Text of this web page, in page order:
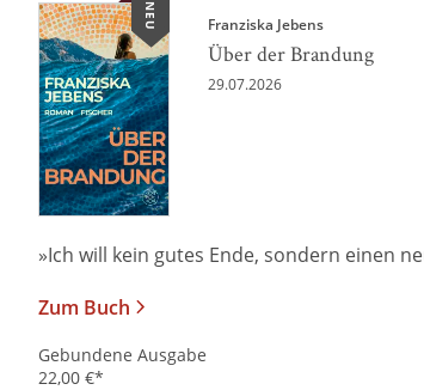
NEU Franziska Jebens
Über der Brandung
29.07.2026
»Ich will kein gutes Ende, sondern einen
Zum Buch
Gebundene Ausgabe
22,00 €*